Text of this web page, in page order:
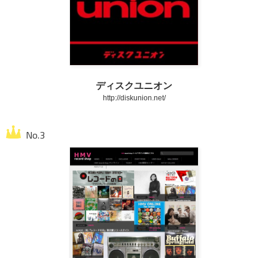
ディスクユニオン
http://diskunion.net/